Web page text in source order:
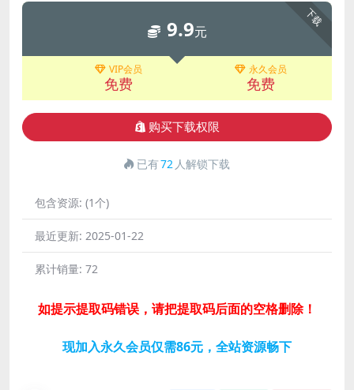
下载
9.9元
VIP会员
免费
永久会员
免费
购买下载权限
已有72 人解锁下载
包含资源: (1个)
最近更新: 2025-01-22
累计销量: 72
如提示提取码错误，请把提取码后面的空格删除！
现加入永久会员仅需86元，全站资源畅下